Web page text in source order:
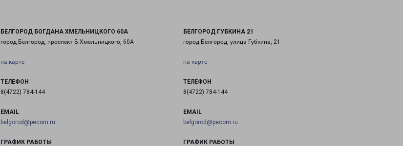
БЕЛГОРОД БОГДАНА ХМЕЛЬНИЦКОГО 60А
город Белгород, проспект Б.Хмельницкого, 60А
на карте
ТЕЛЕФОН
8(4722) 784-144
EMAIL
belgorod@pecom.ru
ГРАФИК РАБОТЫ
БЕЛГОРОД ГУБКИНА 21
город Белгород, улица Губкина, 21
на карте
ТЕЛЕФОН
8(4722) 784-144
EMAIL
belgorod@pecom.ru
ГРАФИК РАБОТЫ